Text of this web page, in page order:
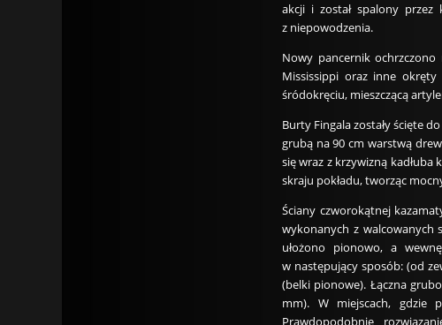
akcji i został spalony przez
z niepowodzenia.
Nowy pancernik
Mississippi oraz inne
śródokręciu, mieszczącą
Burty Fingala zostały ścięte
grubą na 90 cm warstwą
się wraz z krzywizną
skraju pokładu, tworząc
Ściany czworokątnej
wykonanych z walcowanych
ułożono pionowo, a
w następujący sposób: (od
(belki pionowe). Łączna
mm). W miejscach, gdzie
Prawdopodobnie